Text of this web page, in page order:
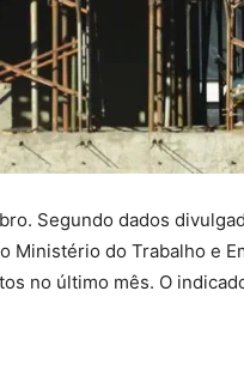
Segundo dados
Ministério do Trabalho e
no último mês. O